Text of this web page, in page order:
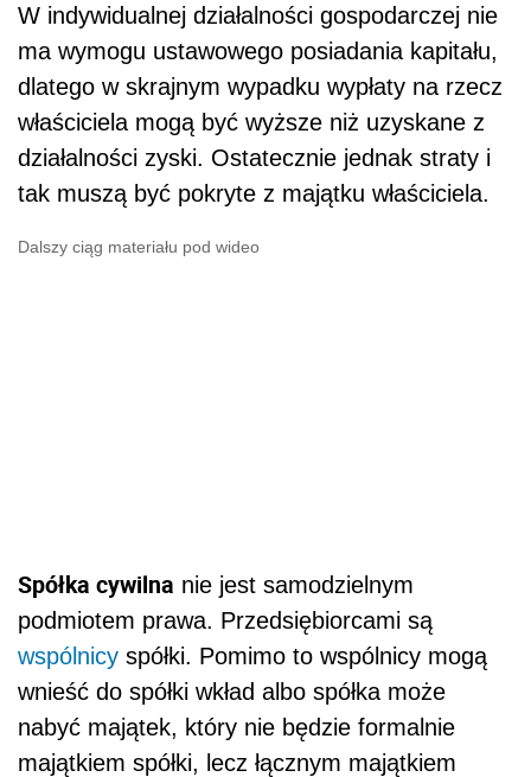
W indywidualnej działalności gospodarczej nie
ma wymogu ustawowego posiadania kapitału,
dlatego w skrajnym wypadku wypłaty na rzecz
właściciela mogą być wyższe niż uzyskane z
działalności zyski. Ostatecznie jednak straty i
tak muszą być pokryte z majątku właściciela.
Dalszy ciąg materiału pod wideo
Spółka cywilna nie jest samodzielnym
podmiotem prawa. Przedsiębiorcami są
wspólnicy spółki. Pomimo to wspólnicy mogą
wnieść do spółki wkład albo spółka może
nabyć majątek, który nie będzie formalnie
majątkiem spółki, lecz łącznym majątkiem